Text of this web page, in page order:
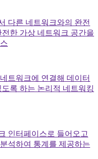
다른 네트워크와의 완전
한 가상 네트워크 공간을
트워크에 연결해 데이터
록 하는 논리적 네트워킹
인터페이스로 들어오고
석하여 통계를 제공하는